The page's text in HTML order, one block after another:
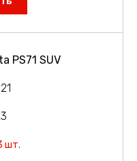
PS71 SUV
шт.